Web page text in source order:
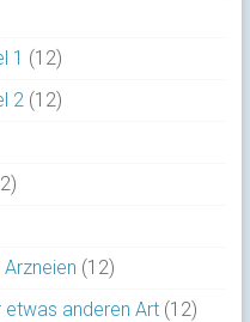
1 (12)
2 (12)
(12)
etwas anderen Art(12)